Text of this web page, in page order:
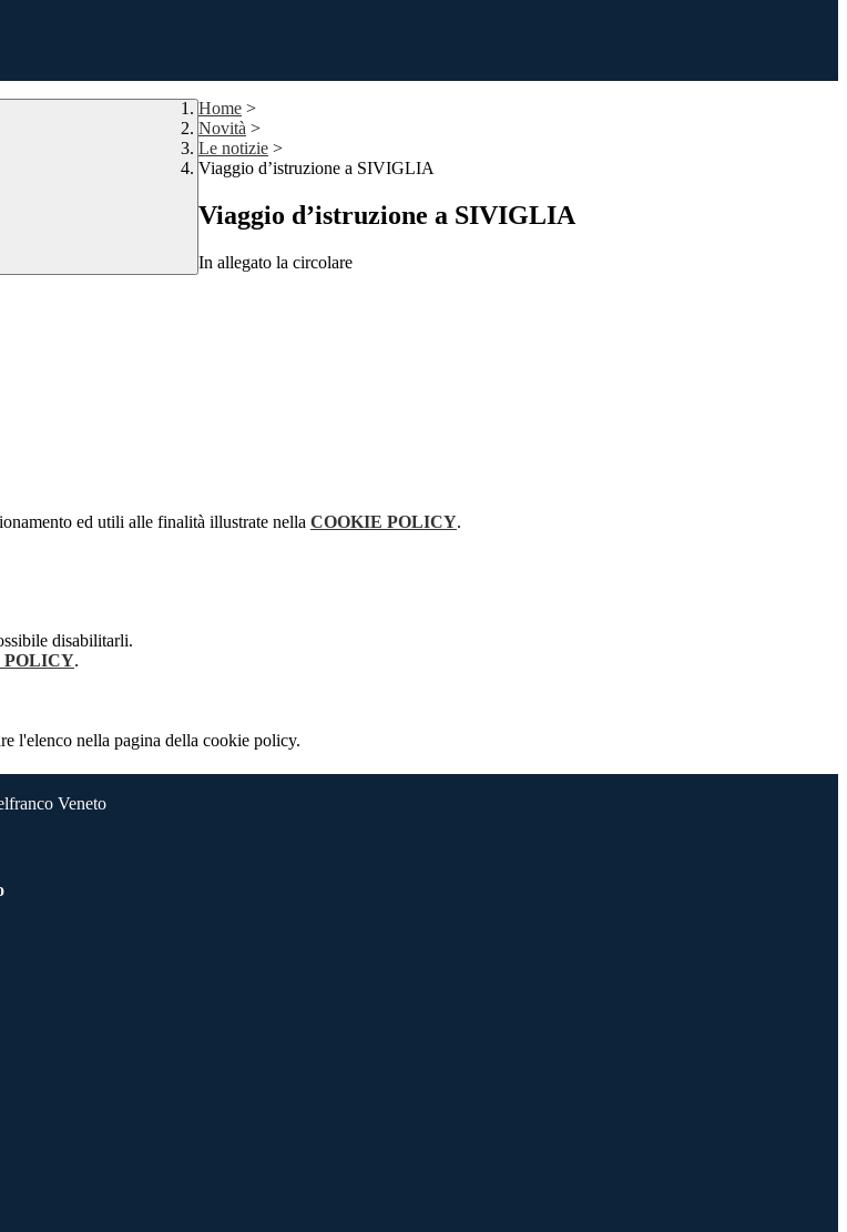
Home >
Novità >
Le notizie >
Viaggio d’istruzione a SIVIGLIA
Viaggio d’istruzione a SIVIGLIA
In allegato la circolare
ed utili alle finalità illustrate nella COOKIE POLICY.
disabilitarli.
POLICY.
l'elenco nella pagina della cookie policy.
Veneto